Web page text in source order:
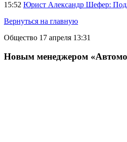
15:52 Юрист Александр Шефер:
Вернуться на главную
Общество 17 апреля 13:31
Новым менеджером